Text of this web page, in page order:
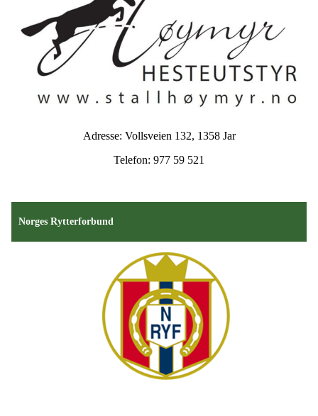
Adresse: Vollsveien 132, 1358 Jar
Telefon: 977 59 521
Norges Rytterforbund